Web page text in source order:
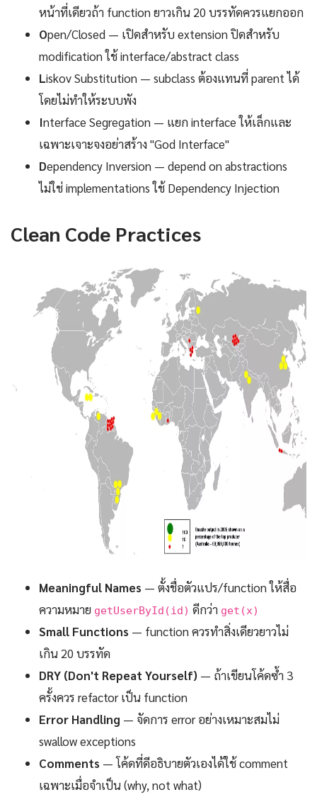
หน้าที่เดียวถ้า function ยาวเกิน 20 บรรทัดควรแยกออก
Open/Closed — เปิดสำหรับ extension ปิดสำหรับ
modification ใช้ interface/abstract class
Liskov Substitution — subclass ต้องแทนที่ parent ได้
โดยไม่ทำให้ระบบพัง
Interface Segregation — แยก interface ให้เล็กและ
เฉพาะเจาะจงอย่าสร้าง "God Interface"
Dependency Inversion — depend on abstractions
ไม่ใช่ implementations ใช้ Dependency Injection
Clean Code Practices
Meaningful Names — ตั้งชื่อตัวแปร/function ให้สื่อ
ความหมาย getUserById(id) ดีกว่า get(x)
Small Functions — function ควรทำสิ่งเดียวยาวไม่
เกิน 20 บรรทัด
DRY (Don't Repeat Yourself) — ถ้าเขียนโค้ดซ้ำ 3
ครั้งควร refactor เป็น function
Error Handling — จัดการ error อย่างเหมาะสมไม่
swallow exceptions
Comments — โค้ดที่ดีอธิบายตัวเองได้ใช้ comment
เฉพาะเมื่อจำเป็น (why, not what)